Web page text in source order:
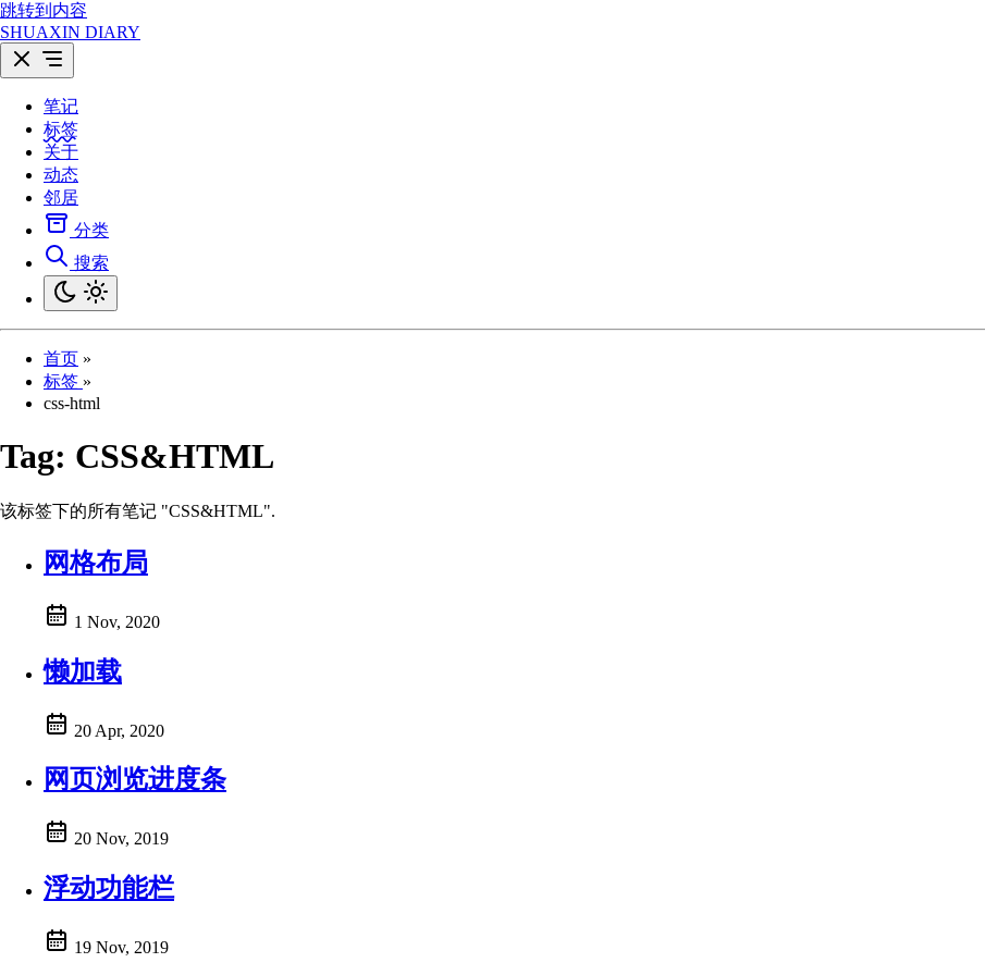
跳转到内容
SHUAXIN DIARY
笔记
标签
关于
动态
邻居
分类
搜索
首页 »
标签 »
css-html
Tag: CSS&HTML
该标签下的所有笔记 "CSS&HTML".
网格布局
1 Nov, 2020
懒加载
20 Apr, 2020
网页浏览进度条
20 Nov, 2019
浮动功能栏
19 Nov, 2019